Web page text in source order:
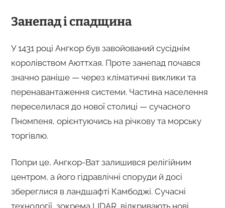
Занепад і спадщина
У 1431 році Ангкор був завойований сусіднім
королівством Аюттхая. Проте занепад почався
значно раніше — через кліматичні виклики та
перенавантаження системи. Частина населення
переселилася до нової столиці — сучасного
Пномпеня, орієнтуючись на річкову та морську
торгівлю.
Попри це, Ангкор-Ват залишився релігійним
центром, а його гідравлічні споруди й досі
збереглися в ландшафті Камбоджі. Сучасні
технології, зокрема LIDAR, відкривають нові